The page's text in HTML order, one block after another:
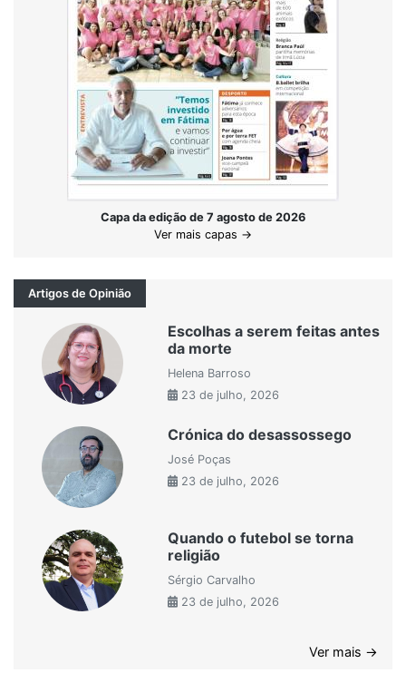
Capa da edição de 7 agosto de 2026
Ver mais capas →
Artigos de Opinião
Escolhas a serem feitas antes
da morte
Helena Barroso
23 de julho, 2026
Crónica do desassossego
José Poças
23 de julho, 2026
Quando o futebol se torna
religião
Sérgio Carvalho
23 de julho, 2026
Ver mais →